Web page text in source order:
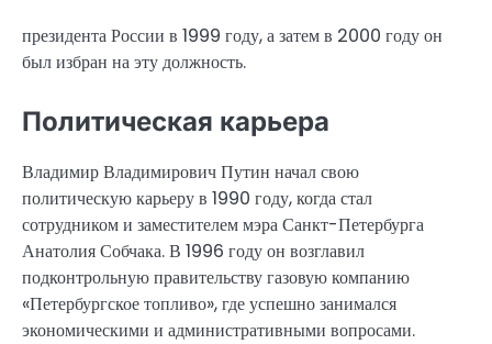
президента России в 1999 году, а затем в 2000 году он
был избран на эту должность.
Политическая карьера
Владимир Владимирович Путин начал свою
политическую карьеру в 1990 году, когда стал
сотрудником и заместителем мэра Санкт-Петербурга
Анатолия Собчака. В 1996 году он возглавил
подконтрольную правительству газовую компанию
«Петербургское топливо», где успешно занимался
экономическими и административными вопросами.